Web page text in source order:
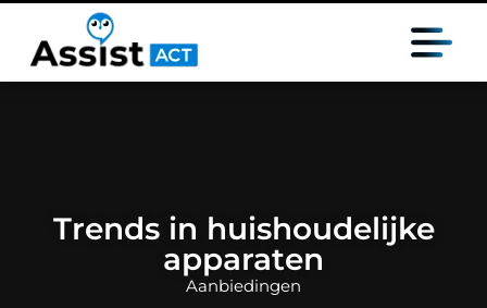
Trends in huishoudelijke
apparaten
Aanbiedingen